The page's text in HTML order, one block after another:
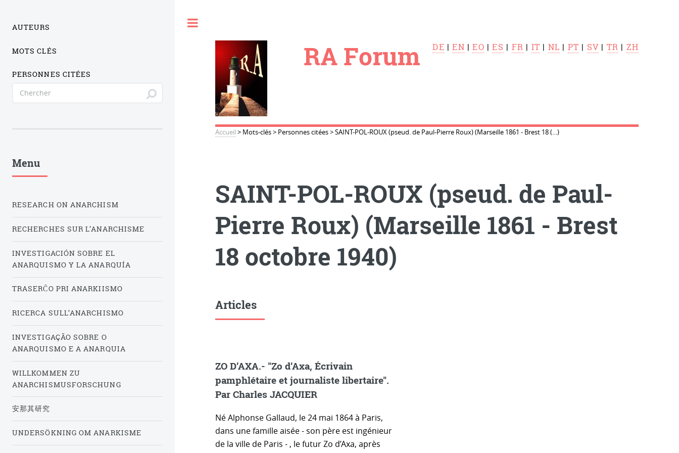
RA Forum DE |EN |EO |ES | FR | IT | NL | PT | SV | TR | ZH
Accueil > Mots-clés> Personnes citées>SAINT-POL-ROUX (pseud. de Paul-Pierre Roux) (Marseille 1861 - Brest 18 (…)
SAINT-POL-ROUX (pseud. de Paul-
Pierre Roux) (Marseille 1861 - Brest
18 octobre 1940)
Articles
ZO D’AXA.- "Zo d’Axa, Écrivain
pamphlétaire et journaliste libertaire".
Par Charles JACQUIER
Né Alphonse Gallaud, le 24 mai 1864 à Paris,
dans une famille aisée - son père est ingénieur
de la ville de Paris - , le futur Zo d’Axa, après
AUTEURS
MOTS CLÉS
PERSONNES CITÉES
Menu
RESEARCH ON ANARCHISM
RECHERCHES SUR L’ANARCHISME
INVESTIGACIÓN SOBRE EL
ANARQUISMO Y LA ANARQUÍA
TRASERĈO PRI ANARKIISMO
RICERCA SULL’ANARCHISMO
INVESTIGAÇÃO SOBRE O
ANARQUISMO E A ANARQUIA
WILLKOMMEN ZU
ANARCHISMUSFORSCHUNG
安那其研究
UNDERSÖKNING OM ANARKISME